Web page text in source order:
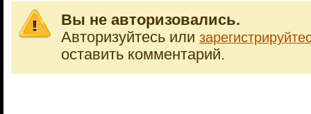
Вы не авторизовались.
Авторизуйтесь или
оставить комментарий.